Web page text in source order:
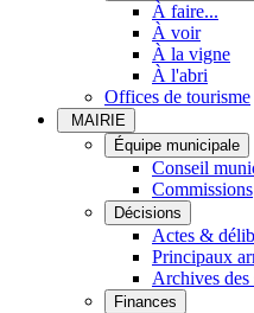
À faire...
À voir
À la vigne
À l'abri
Offices de tourisme
MAIRIE
Équipe municipale
Conseil
Commissions
Décisions
Actes &
Principaux
Archives des
Finances